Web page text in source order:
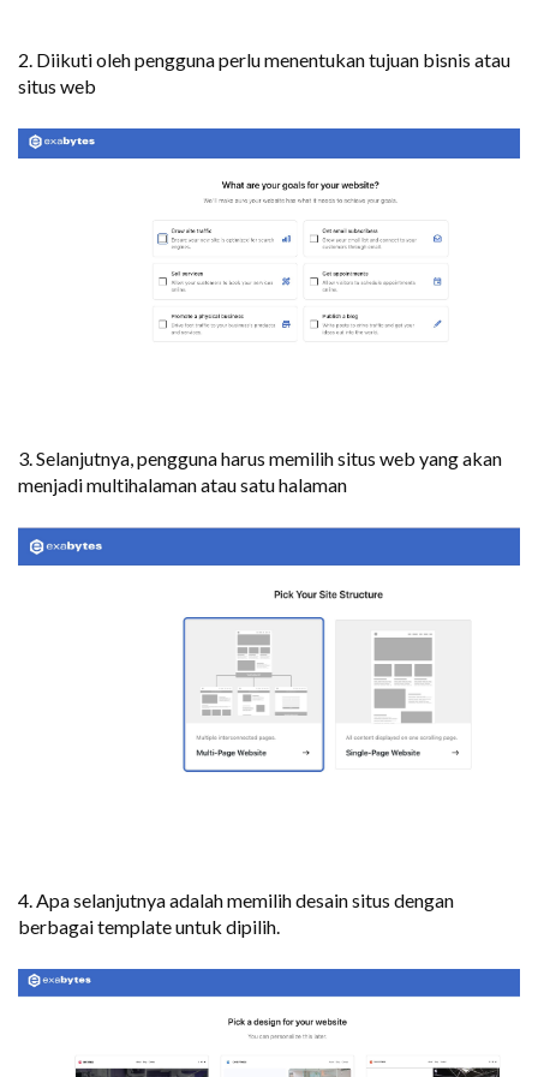
2. Diikuti oleh pengguna perlu menentukan tujuan bisnis atau
situs web
3. Selanjutnya, pengguna harus memilih situs web yang akan
menjadi multihalaman atau satu halaman
4. Apa selanjutnya adalah memilih desain situs dengan
berbagai template untuk dipilih.